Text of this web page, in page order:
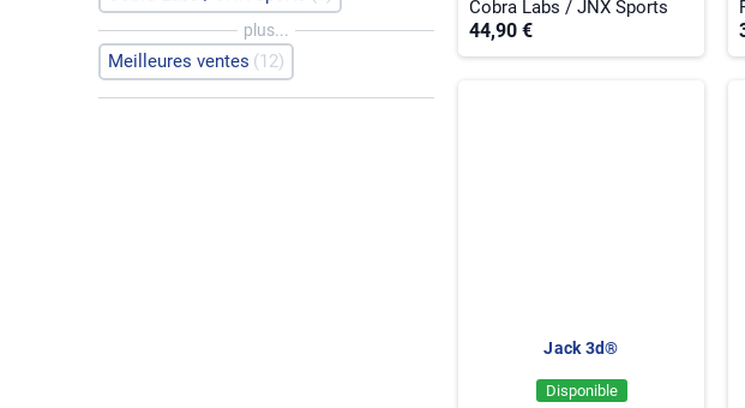
plus...
Meilleures ventes 12
Cobra Labs / JNX Sports
44,90 €
Jack 3d®
Disponible